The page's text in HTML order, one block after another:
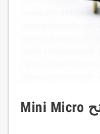
x5 مفتاح حد الاغلاق والفتح Mini Micro